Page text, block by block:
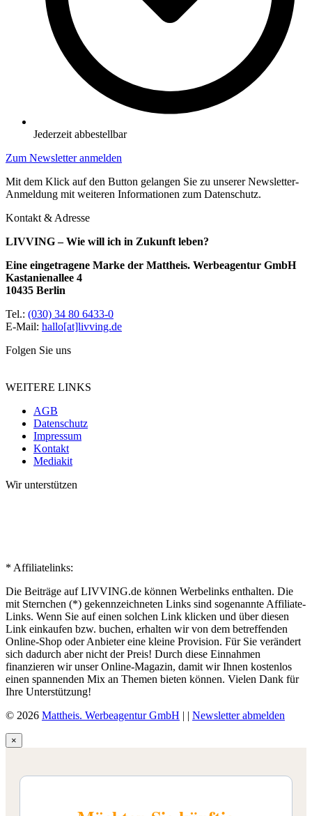
Jederzeit abbestellbar
Zum Newsletter anmelden
Mit dem Klick auf den Button gelangen Sie zu unserer Newsletter-
Anmeldung mit weiteren Informationen zum Datenschutz.
Kontakt & Adresse
LIVVING – Wie will ich in Zukunft leben?
Eine eingetragene Marke der Mattheis. Werbeagentur GmbH
Kastanienallee 4
10435 Berlin
Tel.: (030) 34 80 6433-0
E-Mail: hallo[at]livving.de
Folgen Sie uns
WEITERE LINKS
AGB
Datenschutz
Impressum
Kontakt
Mediakit
Wir unterstützen
* Affiliatelinks:
Die Beiträge auf LIVVING.de können Werbelinks enthalten. Die
mit Sternchen (*) gekennzeichneten Links sind sogenannte Affiliate-
Links. Wenn Sie auf einen solchen Link klicken und über diesen
Link einkaufen bzw. buchen, erhalten wir von dem betreffenden
Online-Shop oder Anbieter eine kleine Provision. Für Sie verändert
sich dadurch aber nicht der Preis! Durch diese Einnahmen
finanzieren wir unser Online-Magazin, damit wir Ihnen kostenlos
einen spannenden Mix an Themen bieten können. Vielen Dank für
Ihre Unterstützung!
© 2026 Mattheis. Werbeagentur GmbH | | Newsletter abmelden
×